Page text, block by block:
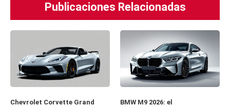
Publicaciones Relacionadas
Chevrolet Corvette Grand BMW M9 2026: el